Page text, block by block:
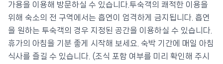
가용을 이용해 방문하실 수 있습니다.투숙객의 쾌적한 이용을
위해 숙소의 전 구역에서는 흡연이 엄격하게 금지됩니다. 흡연
을 원하는 투숙객의 경우 지정된 공간을 이용하실 수 있습니다.
휴가의 아침을 기분 좋게 시작해 보세요. 숙박 기간에 매일 아침
식사를 즐길 수 있습니다. (조식 포함 여부를 미리 확인해 주시